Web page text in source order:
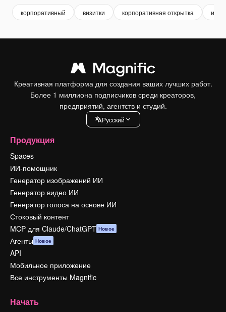
корпоративный визитки корпоративная открытка
Креативная платформа для создания ваших лучших работ.
Более 1 миллиона подписчиков среди креаторов,
предприятий, агентств и студий.
Pусский
Продукция
Spaces
ИИ-помощник
Генератор изображений ИИ
Генератор видео ИИ
Генератор голоса на основе ИИ
Стоковый контент
MCP для Claude/ChatGPT Новое
Агенты Новое
API
Мобильное приложение
Все инструменты Magnific
Начать